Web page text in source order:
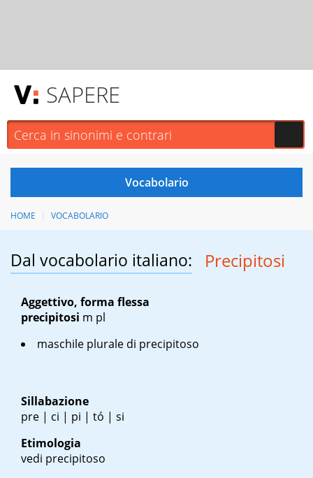
SAPERE
HOME VOCABOLARIO
Dal vocabolario italiano: Precipitosi
Aggettivo, forma flessa
precipitosi m pl
maschile plurale di precipitoso
Sillabazione
pre | ci | pi | tó | si
Etimologia
vedi precipitoso